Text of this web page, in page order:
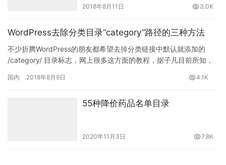
2018年8月11日 3.0K
WordPress去除分类目录“category”路径的三种方法
不少折腾WordPress的朋友都希望去掉分类链接中默认就添加的
/category/ 目录标志，网上很多这方面的教程，据子凡目前所知，
国内 2018年8月9日 4.1K
55种降价药品名单目录
2020年11月3日 7.8K